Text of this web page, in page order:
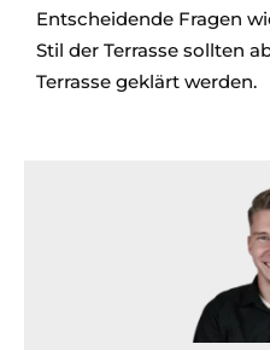
Entscheidende Fragen
Stil der Terrasse sollten
Terrasse geklärt werden.